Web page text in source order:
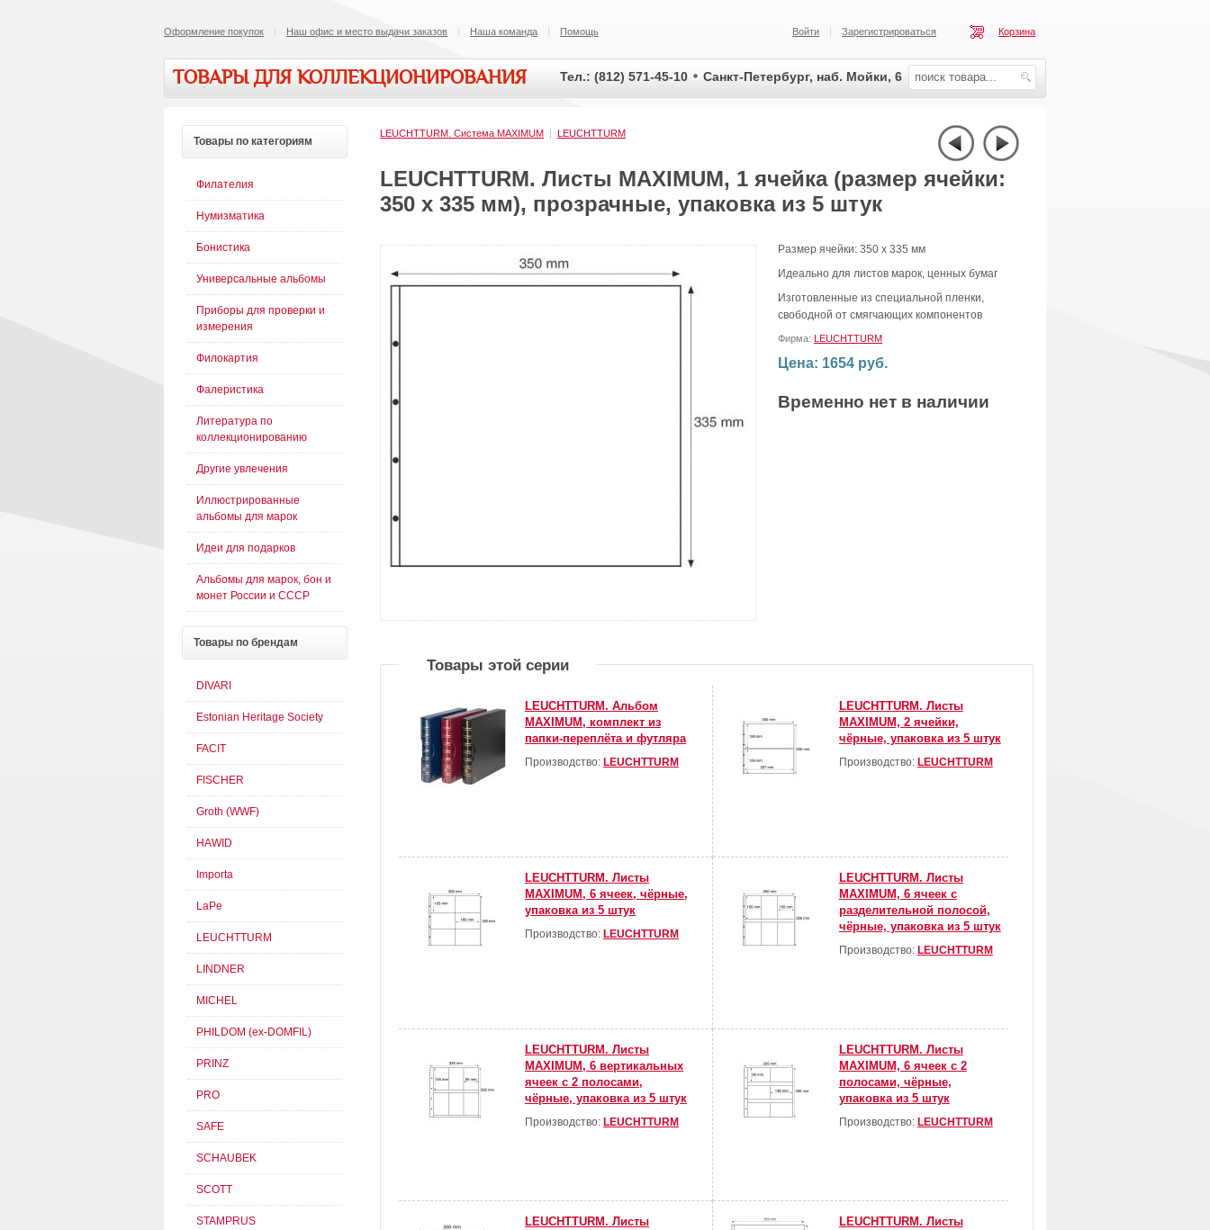
Оформление покупок Наш офис и место выдачи заказов Наша команда Помощь Корзина
Зарегистрироваться
Войти
ТОВАРЫ ДЛЯ КОЛЛЕКЦИОНИРОВАНИЯ Тел.: (812) 571-45-10 Санкт-Петербург, наб. Мойки, 6
LEUCHTTURM. Система MAXIMUM | LEUCHTTURM
LEUCHTTURM. Листы MAXIMUM, 1 ячейка (размер ячейки:
350 х 335 мм), прозрачные, упаковка из 5 штук
Размер ячейки: 350 х 335 мм
Идеально для листов марок, ценных бумаг
Изготовленные из специальной пленки,
свободной от смягчающих компонентов
Фирма: LEUCHTTURM
Цена: 1654 руб.
Временно нет в наличии
Товары этой серии
LEUCHTTURM. Альбом
MAXIMUM, комплект из
папки-переплёта и футляра
Производство: LEUCHTTURM
LEUCHTTURM. Листы
MAXIMUM, 2 ячейки,
чёрные, упаковка из 5 штук
Производство: LEUCHTTURM
LEUCHTTURM. Листы
MAXIMUM, 6 ячеек, чёрные,
упаковка из 5 штук
Производство: LEUCHTTURM
LEUCHTTURM. Листы
MAXIMUM, 6 ячеек с
разделительной полосой,
чёрные, упаковка из 5 штук
Производство: LEUCHTTURM
LEUCHTTURM. Листы
MAXIMUM, 6 вертикальных
ячеек с 2 полосами,
чёрные, упаковка из 5 штук
Производство: LEUCHTTURM
LEUCHTTURM. Листы
MAXIMUM, 6 ячеек с 2
полосами, чёрные,
упаковка из 5 штук
Производство: LEUCHTTURM
LEUCHTTURM. Листы
LEUCHTTURM. Листы
Товары по категориям
Филателия
Нумизматика
Бонистика
Универсальные альбомы
Приборы для проверки и
измерения
Филокартия
Фалеристика
Литература по
коллекционированию
Другие увлечения
Иллюстрированные
альбомы для марок
Идеи для подарков
Альбомы для марок, бон и
монет России и СССР
Товары по брендам
DIVARI
Estonian Heritage Society
FACIT
FISCHER
Groth (WWF)
HAWID
Importa
LaPe
LEUCHTTURM
LINDNER
MICHEL
PHILDOM (ex-DOMFIL)
PRINZ
PRO
SAFE
SCHAUBEK
SCOTT
STAMPRUS